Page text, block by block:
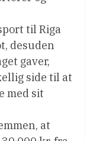
til Riga
desuden
gaver,
side til at
med sit
at